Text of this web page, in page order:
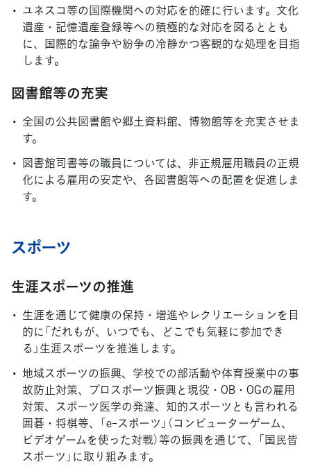
ユネスコ等の国際機関への対応を的確に行います。文化
遺産・記憶遺産登録等への積極的な対応を図るととも
に、国際的な論争や紛争の冷静かつ客観的な処理を目指
します。
図書館等の充実
全国の公共図書館や郷土資料館、博物館等を充実させま
す。
図書館司書等の職員については、非正規雇用職員の正規
化による雇用の安定や、各図書館等への配置を促進しま
す。
スポーツ
生涯スポーツの推進
生涯を通じて健康の保持・増進やレクリエーションを目
的に「だれもが、いつでも、どこでも気軽に参加でき
る」生涯スポーツを推進します。
地域スポーツの振興、学校での部活動や体育授業中の事
故防止対策、プロスポーツ振興と現役・OB・OGの雇用
対策、スポーツ医学の発達、知的スポーツとも言われる
囲碁・将棋等、「e-スポーツ」（コンピューターゲーム、
ビデオゲームを使った対戦）等の振興を通じて、「国民皆
スポーツ」に取り組みます。